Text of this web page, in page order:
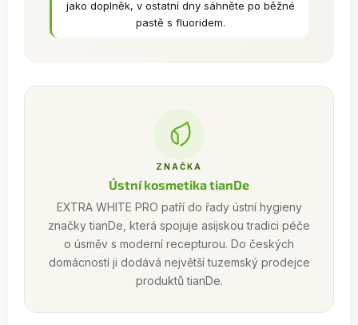
jako doplněk, v ostatní dny sáhněte po běžné
pastě s fluoridem.
ZNAČKA
Ústní kosmetika tianDe
EXTRA WHITE PRO patří do řady ústní hygieny
značky tianDe, která spojuje asijskou tradici péče
o úsměv s moderní recepturou. Do českých
domácností ji dodává největší tuzemský prodejce
produktů tianDe.